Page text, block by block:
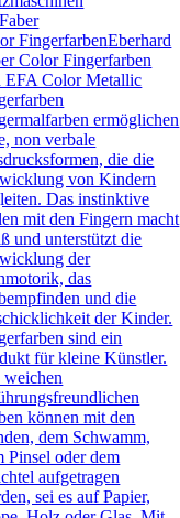
FingerfarbenEberhard
Color Fingerfarben
EFA Color Metallic
ermöglichen
non verbale
die die
von Kindern
Das instinktive
mit den Fingern macht
und unterstützt die
der
das
und die
der Kinder.
sind ein
für kleine Künstler.
weichen
können mit den
dem Schwamm,
Pinsel oder dem
aufgetragen
sei es auf Papier,